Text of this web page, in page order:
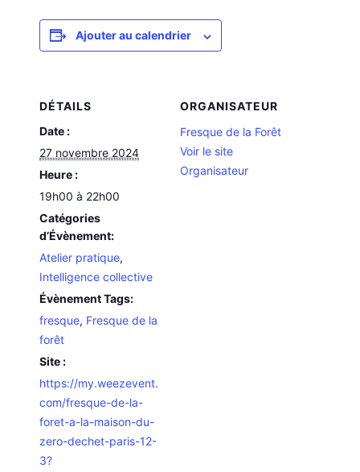
Ajouter au calendrier
DÉTAILS
Date :
27 novembre 2024
Heure :
19h00 à 22h00
Catégories
d’Évènement:
Atelier pratique,
Intelligence collective
Évènement Tags:
fresque, Fresque de la
forêt
Site :
https://my.weezevent.
com/fresque-de-la-
foret-a-la-maison-du-
zero-dechet-paris-12-
3?
ORGANISATEUR
Fresque de la Forêt
Voir le site
Organisateur